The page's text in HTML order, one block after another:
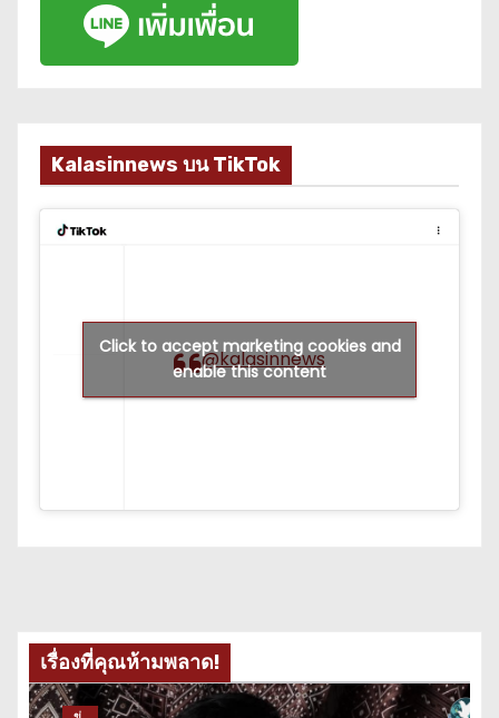
Kalasinnews บน TikTok
@kalasinnews
Click to accept marketing cookies and
enable this content
เรื่องที่คุณห้ามพลาด!